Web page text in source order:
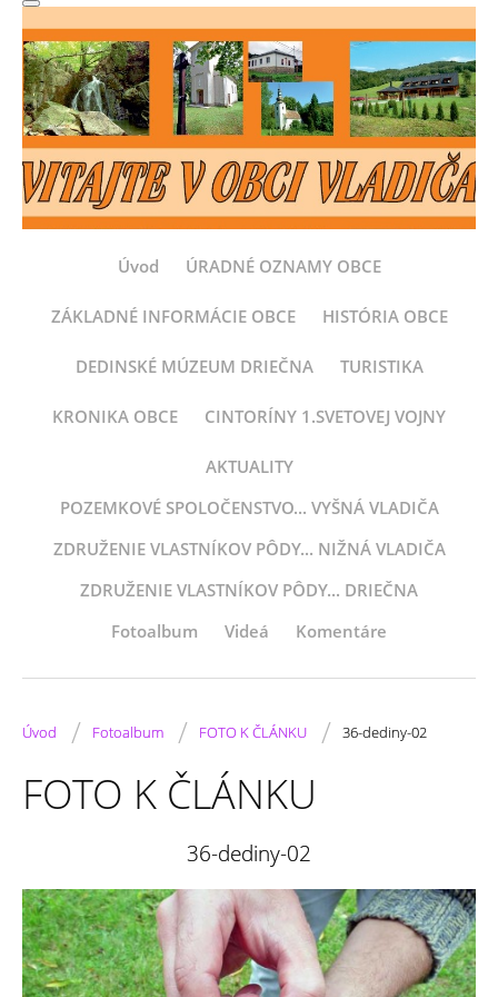
Úvod ÚRADNÉ OZNAMY OBCE
ZÁKLADNÉ INFORMÁCIE OBCE HISTÓRIA OBCE
DEDINSKÉ MÚZEUM DRIEČNA TURISTIKA
KRONIKA OBCE CINTORÍNY 1.SVETOVEJ VOJNY
AKTUALITY
POZEMKOVÉ SPOLOČENSTVO... VYŠNÁ VLADIČA
ZDRUŽENIE VLASTNÍKOV PÔDY... NIŽNÁ VLADIČA
ZDRUŽENIE VLASTNÍKOV PÔDY... DRIEČNA
Fotoalbum
Videá Komentáre
Úvod / Fotoalbum / FOTO K ČLÁNKU / 36-dediny-02
FOTO K ČLÁNKU
36-dediny-02